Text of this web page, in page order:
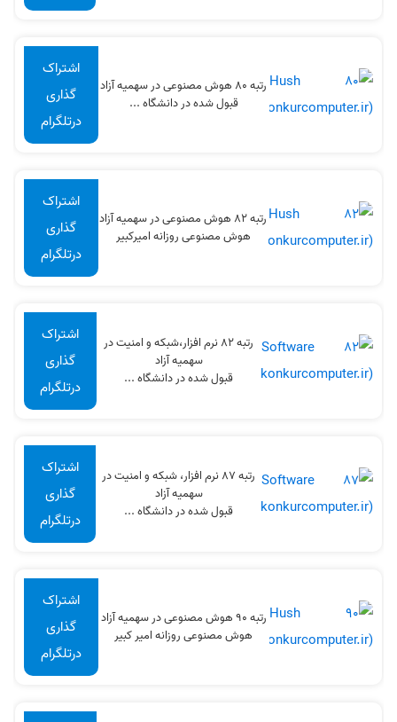
رتبه 80 هوش مصنوعی در سهميه آزاد
قبول شده در دانشگاه ...
اشتراک
گذاری
درتلگرام
رتبه 82 هوش مصنوعی در سهميه آزاد
هوش مصنوعی روزانه امیرکبیر
اشتراک
گذاری
درتلگرام
رتبه 82 نرم افزار،شبکه و امنیت در
سهميه آزاد
قبول شده در دانشگاه ...
اشتراک
گذاری
درتلگرام
رتبه 87 نرم افزار، شبکه و امنیت در
سهميه آزاد
قبول شده در دانشگاه ...
اشتراک
گذاری
درتلگرام
رتبه 90 هوش مصنوعی در سهميه آزاد
هوش مصنوعی روزانه امیر کبیر
اشتراک
گذاری
درتلگرام